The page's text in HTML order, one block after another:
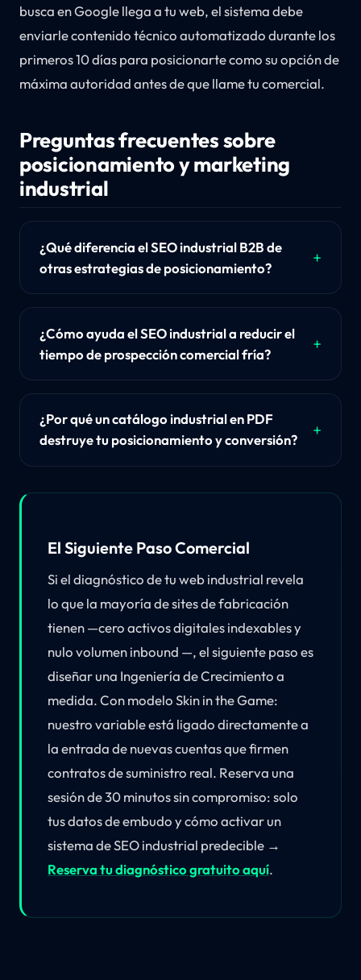
busca en Google llega a tu web, el sistema debe
enviarle contenido técnico automatizado durante los
primeros 10 días para posicionarte como su opción de
máxima autoridad antes de que llame tu comercial.
Preguntas frecuentes sobre
posicionamiento y marketing
industrial
¿Qué diferencia el SEO industrial B2B de
otras estrategias de posicionamiento?
¿Cómo ayuda el SEO industrial a reducir el
tiempo de prospección comercial fría?
¿Por qué un catálogo industrial en PDF
destruye tu posicionamiento y conversión?
El Siguiente Paso Comercial
Si el diagnóstico de tu web industrial revela
lo que la mayoría de sites de fabricación
tienen —cero activos digitales indexables y
nulo volumen inbound —, el siguiente paso es
diseñar una Ingeniería de Crecimiento a
medida. Con modelo Skin in the Game:
nuestro variable está ligado directamente a
la entrada de nuevas cuentas que firmen
contratos de suministro real. Reserva una
sesión de 30 minutos sin compromiso: solo
tus datos de embudo y cómo activar un
sistema de SEO industrial predecible →
Reserva tu diagnóstico gratuito aquí.